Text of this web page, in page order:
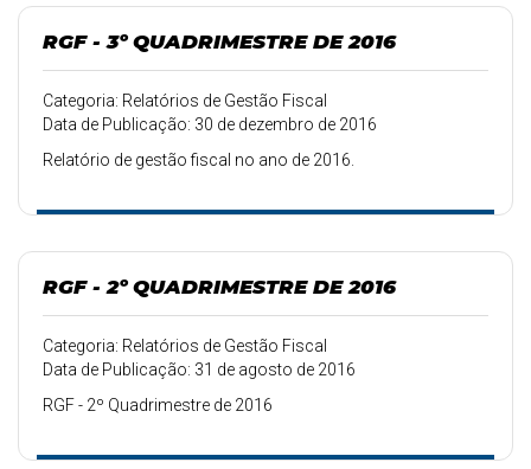
RGF - 3º QUADRIMESTRE DE 2016
Categoria: Relatórios de Gestão Fiscal
Data de Publicação: 30 de dezembro de 2016
Relatório de gestão fiscal no ano de 2016.
RGF - 2º QUADRIMESTRE DE 2016
Categoria: Relatórios de Gestão Fiscal
Data de Publicação: 31 de agosto de 2016
RGF - 2º Quadrimestre de 2016